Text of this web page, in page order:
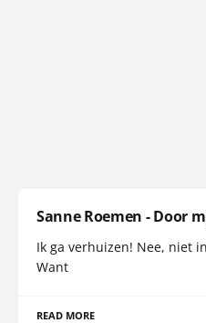
Sanne Roemen - Door
Ik ga verhuizen! Nee, niet
Want
READ MORE